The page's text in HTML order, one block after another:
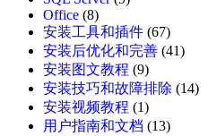
Office (8)
安装工具和插件 (67)
安装后优化和完善 (41)
安装图文教程 (9)
安装技巧和故障排除 (14)
安装视频教程 (1)
用户指南和文档 (13)